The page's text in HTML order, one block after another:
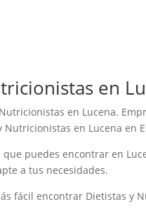
en
en Lucena.
Nutricionistas en Lucena en
puedes encontrar en
a tus necesidades.
fácil encontrar Dietistas y